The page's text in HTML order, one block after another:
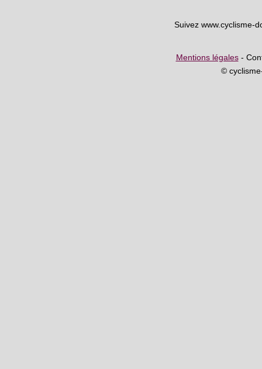
Suivez www.cyclisme-
Mentions légales-
©